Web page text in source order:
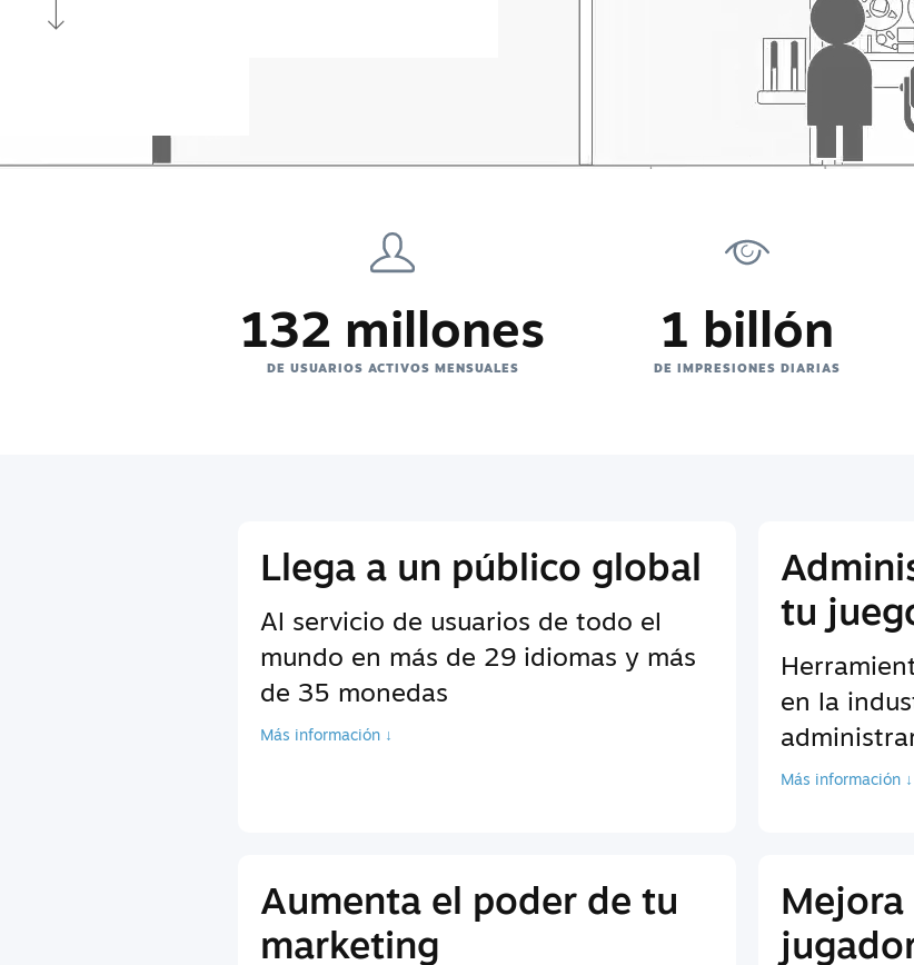
132 millones
DE USUARIOS ACTIVOS MENSUALES
1 billón
DE IMPRESIONES DIARIAS
Llega a un público global
Al servicio de usuarios de todo el
mundo en más de 29 idiomas y más
de 35 monedas
Más información ↓
tu
en la
Más información ↓
Aumenta el poder de tu
marketing